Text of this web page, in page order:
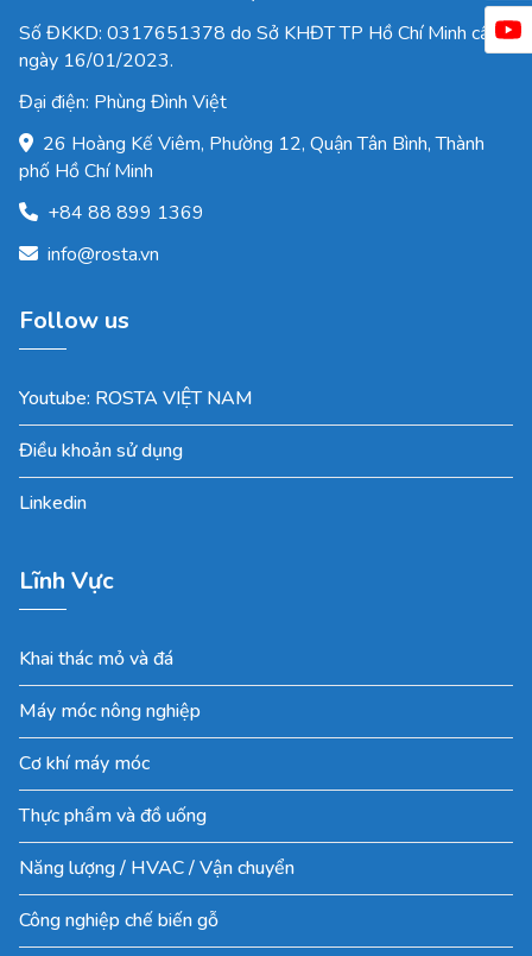
Số ĐKKD: 0317651378 do Sở KHĐT TP Hồ Chí Minh cấp
ngày 16/01/2023.
Đại điện: Phùng Đình Việt
26 Hoàng Kế Viêm, Phường 12, Quận Tân Bình, Thành
phố Hồ Chí Minh
+84 88 899 1369
info@rosta.vn
Follow us
Youtube: ROSTA VIỆT NAM
Điều khoản sử dụng
Linkedin
Lĩnh Vực
Khai thác mỏ và đá
Máy móc nông nghiệp
Cơ khí máy móc
Thực phẩm và đồ uống
Năng lượng / HVAC / Vận chuyển
Công nghiệp chế biến gỗ